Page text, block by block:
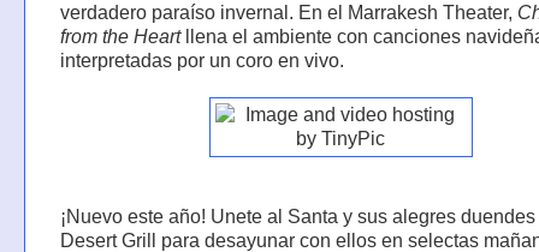
verdadero paraíso invernal. En el Marrakesh Theater,
from the Heartllena el ambiente con canciones
interpretadas por un coro en vivo.
¡Nuevo este año! Unete al Santa y sus alegres
Desert Grill para desayunar con ellos en selectas